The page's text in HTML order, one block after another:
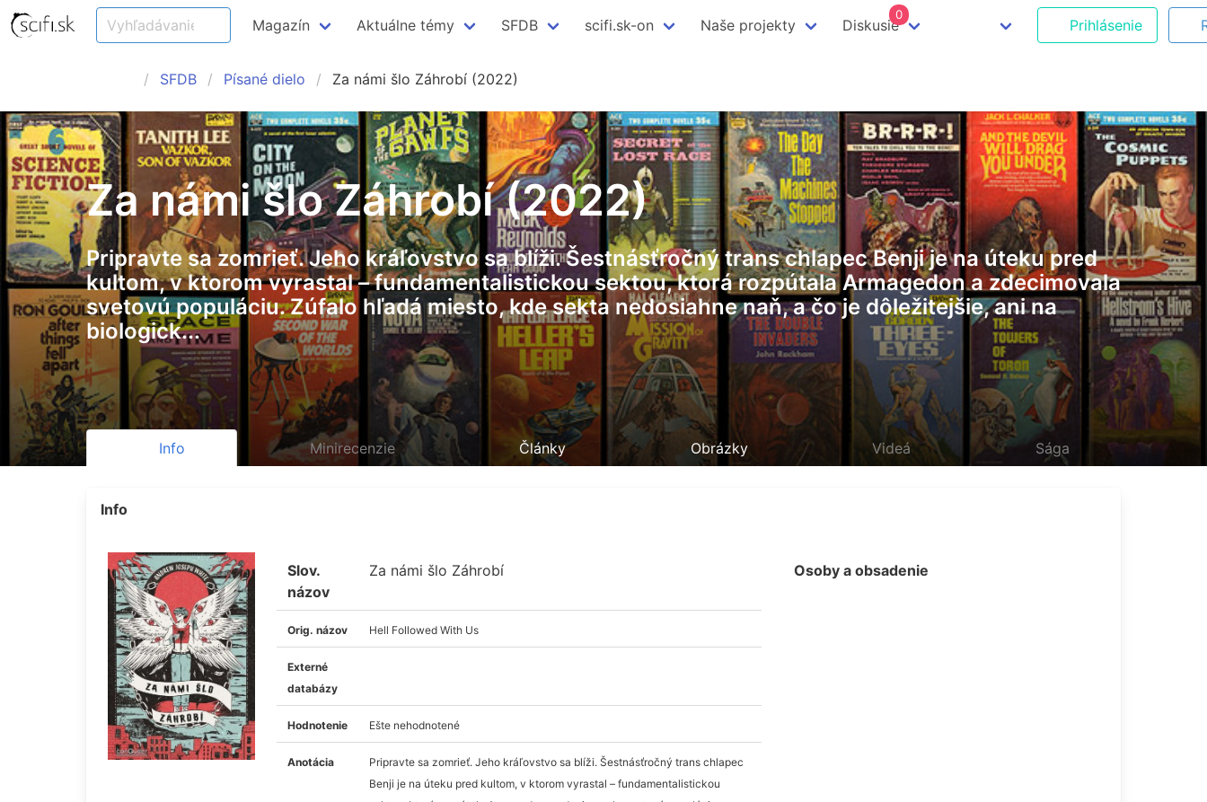
Magazín Aktuálne témy SFDB scifi.sk-on Naše projekty Diskusie
0
Prihlásenie
SFDB Písané dielo Za námi šlo Záhrobí (2022)
Za námi šlo Záhrobí (2022)
Pripravte sa zomrieť. Jeho kráľovstvo sa blíži. Šestnásťročný trans chlapec Benji je na úteku pred
kultom, v ktorom vyrastal – fundamentalistickou sektou, ktorá rozpútala Armagedon a zdecimovala
svetovú populáciu. Zúfalo hľadá miesto, kde sekta nedosiahne naň, a čo je dôležitejšie, ani na
biologick...
Info Minirecenzie Články Obrázky Videá Sága
Info
Slov.
názov
Za námi šlo Záhrobí
Orig. názov Hell Followed With Us
Externé
databázy
Hodnotenie Ešte nehodnotené
Anotácia
Pripravte sa zomrieť. Jeho kráľovstvo sa blíži. Šestnásťročný trans chlapec
Benji je na úteku pred kultom, v ktorom vyrastal – fundamentalistickou
Osoby a obsadenie